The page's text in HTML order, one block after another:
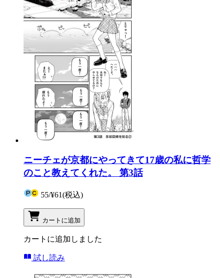
ニーチェが京都にやってきて17歳の私に哲学
のこと教えてくれた。 第3話
55/¥61(税込)
カートに追加
カートに追加しました
試し読み